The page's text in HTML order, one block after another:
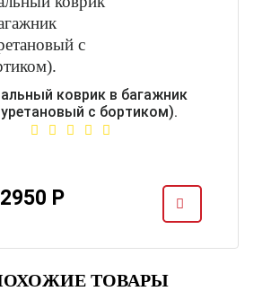
коврик в багажник
с бортиком).
2950 Р
ТОВАРЫ